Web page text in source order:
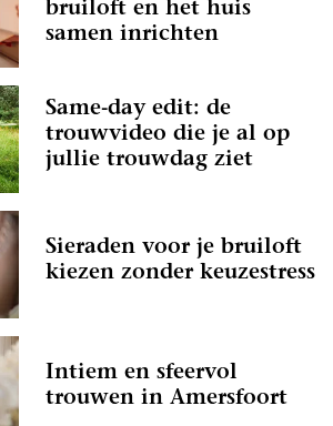
bruiloft en het huis
samen inrichten
Same-day edit: de
trouwvideo die je al op
jullie trouwdag ziet
Sieraden voor je bruiloft
kiezen zonder keuzestress
Intiem en sfeervol
trouwen in Amersfoort